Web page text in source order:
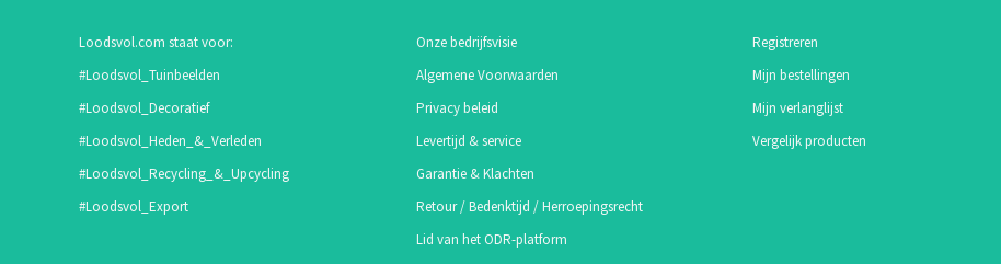
Loodsvol.com staat voor:
#Loodsvol_Tuinbeelden
#Loodsvol_Decoratief
#Loodsvol_Heden_&_Verleden
#Loodsvol_Recycling_&_Upcycling
#Loodsvol_Export
Onze bedrijfsvisie
Algemene Voorwaarden
Privacy beleid
Levertijd & service
Garantie & Klachten
Retour / Bedenktijd / Herroepingsrecht
Lid van het ODR-platform
Registreren
Mijn bestellingen
Mijn verlanglijst
Vergelijk producten